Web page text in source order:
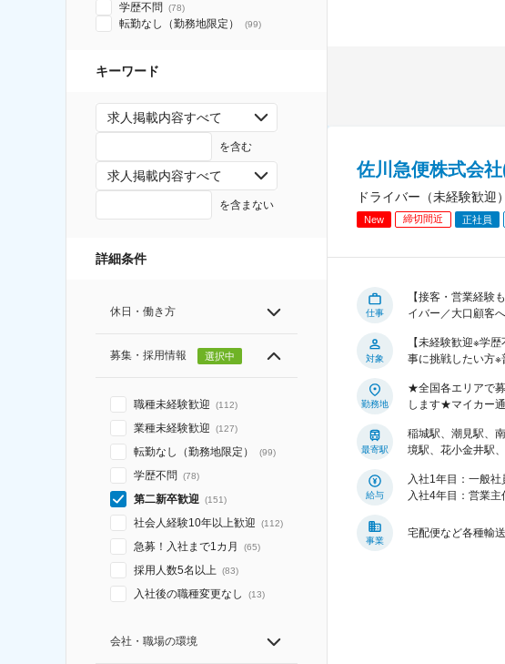
学歴不問 (78)
転勤なし（勤務地限定） (99)
キーワード
求人掲載内容すべて
を含む
求人掲載内容すべて
を含まない
詳細条件
休日・働き方
募集・採用情報 選択中
職種未経験歓迎 (112)
業種未経験歓迎 (127)
転勤なし（勤務地限定） (99)
学歴不問 (78)
第二新卒歓迎 (151)
社会人経験10年以上歓迎 (112)
急募！入社まで1カ月 (65)
採用人数5名以上 (83)
入社後の職種変更なし (13)
会社・職場の環境
佐川急便株式会
ドライバー（未経験歓迎
New 締切間近 正社員
仕事
【接客・営業経験
イバー／大口顧客
対象
【未経験歓迎※学
事に挑戦したい方※
勤務地
★全国各エリアで
します★マイカー
最寄駅
稲城駅、潮見駅、
境駅、花小金井駅
給与
入社1年目：一般
入社4年目：営業
事業
宅配便など各種輸